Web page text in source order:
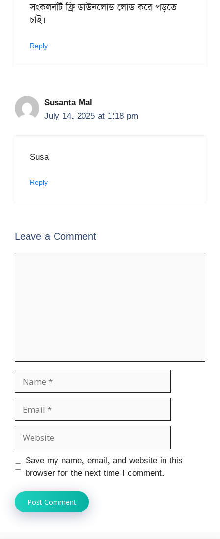
সংকলনটি ফ্রি ডাউনলোড লোড করে পড়তে
চাই।
Reply
Susanta Mal
July 14, 2025 at 1:18 pm
Susa
Reply
Leave a Comment
Name
Email
Website
Save my name, email, and website in this
browser for the next time I comment.